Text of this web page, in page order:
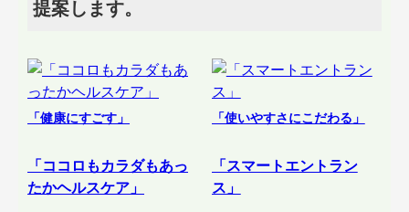
提案します。
「健康にすごす」
「ココロもカラダもあっ
たかヘルスケア」
「使いやすさにこだわる」
「スマートエントラン
ス」